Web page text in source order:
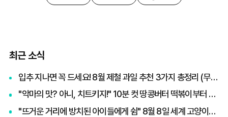
최근 소식
입추 지나면 꼭 드세요! 8월 제철 과일 추천 3가지 총정리 (무화과, 포도, 복숭아)
"악마의 맛? 아니, 치트키지!" 10분 컷 땅콩버터 떡볶이부터 효능·부작용 총정리
"뜨거운 거리에 방치된 아이들에게 쉼" 8월 8일 세계 고양이의 날, 나폴리 맛피아 권성준 셰프의 선한 영향력과 간곡한 호소